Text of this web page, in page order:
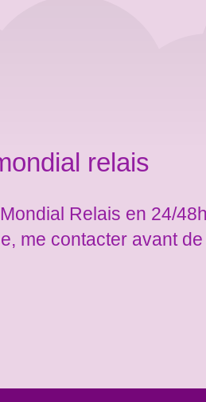
relais
Relais en 24/
me contacter avant